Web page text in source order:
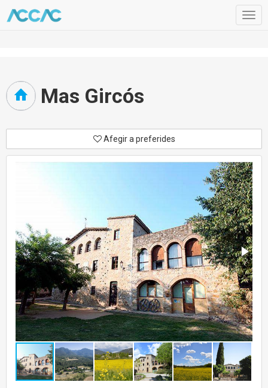
Mas Gircós
Afegir a preferides